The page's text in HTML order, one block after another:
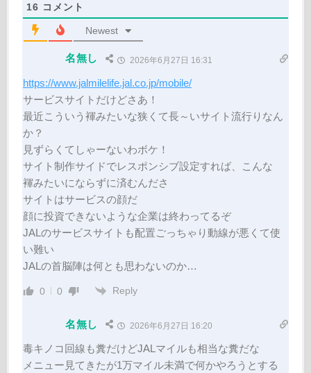
16 コメント
Newest
名無し 2026年6月27日 16:31
https://www.jalmilelife.jal.co.jp/mobile/
サービスサイトだけどさあ！
最近こういう褌みたいな狭くて長～いサイト流行りなん
か？
見ずらくてしゃーないわボケ！
サイト制作サイドでレスポンシブ設定すれば、こんな
褌みたいにならずに済むんださ
サイトはサービスの顔だ
顔に投資できないような企業は終わってるぞ
JALのサービスサイトも配置ごっちゃり動線が悪くて使
い難い
JALの首脳陣は何とも思わないのか…
0 0 Reply
名無し 2026年6月27日 16:20
毒キノコ回線も糞だけどJALマイルも相当な糞だな
メニュー見てきたが1万マイル未満で何かやろうとする